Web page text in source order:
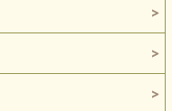
方向に伸びます。
、ポロシャツ、プルオ
なく、細かな凹凸を持